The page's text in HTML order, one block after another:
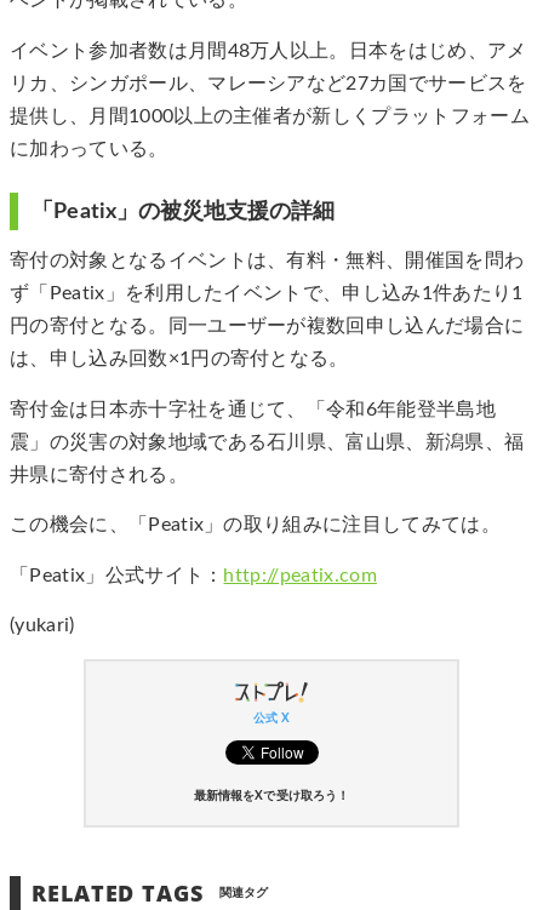
イベント参加者数は月間48万人以上。日本をはじめ、アメ
リカ、シンガポール、マレーシアなど27カ国でサービスを
提供し、月間1000以上の主催者が新しくプラットフォーム
に加わっている。
「Peatix」の被災地支援の詳細
寄付の対象となるイベントは、有料・無料、開催国を問わ
ず「Peatix」を利用したイベントで、申し込み1件あたり1
円の寄付となる。同一ユーザーが複数回申し込んだ場合に
は、申し込み回数×1円の寄付となる。
寄付金は日本赤十字社を通じて、「令和6年能登半島地
震」の災害の対象地域である石川県、富山県、新潟県、福
井県に寄付される。
この機会に、「Peatix」の取り組みに注目してみては。
「Peatix」公式サイト： http://peatix.com
(yukari)
公式 X
最新情報をXで受け取ろう！
RELATED TAGS 関連タグ